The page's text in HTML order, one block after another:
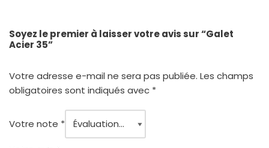
Soyez le premier à laisser votre avis sur “Galet
Acier 35”
Votre adresse e-mail ne sera pas publiée. Les champs
obligatoires sont indiqués avec *
Votre note *